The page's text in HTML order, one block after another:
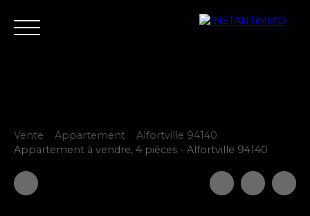
Accueil Estimer Vendre Acheter Neuf
Vente Appartement
Alfortville 94140
Appartement à vendre, 4 pièces - Alfortville 94140